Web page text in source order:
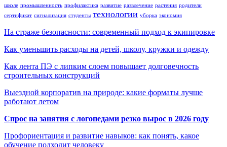
школе промышленность профилактика развитие развлечение растения родители
сертификат сигнализация студенты технологии уборка экономия
На страже безопасности: современный подход к экипировке
Как уменьшить расходы на детей, школу, кружки и одежду
Как лента ПЭ с липким слоем повышает долговечность
строительных конструкций
Выездной корпоратив на природе: какие форматы лучше
работают летом
Спрос на занятия с логопедами резко вырос в 2026 году
Профориентация и развитие навыков: как понять, какое
обучение подходит человеку